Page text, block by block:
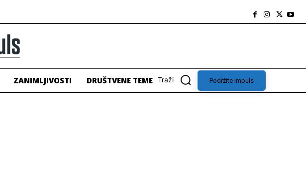
ZANIMLJIVOSTI DRUŠTVENE TEME Traži Podržite Impuls